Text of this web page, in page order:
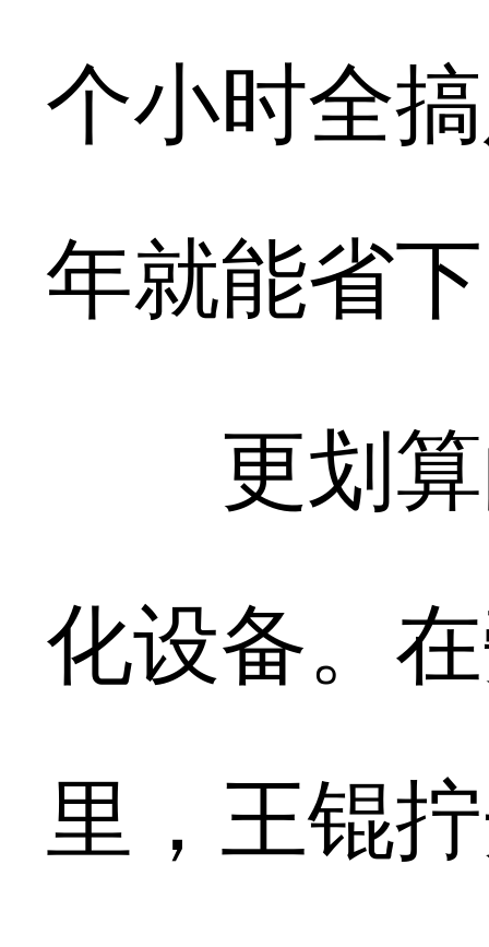
个小时全
年就能省
更划算
化设备。
里，王锟